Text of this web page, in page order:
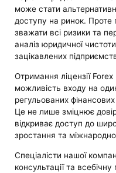
може стати
доступу на ринок. Проте
зважати всі ризики та
аналіз юридичної
зацікавлених
Отримання ліцензії
можливість входу на
регульованих
Це не лише зміцнює
відкриває доступ до
зростання та
Спеціалісти нашої
консультації та